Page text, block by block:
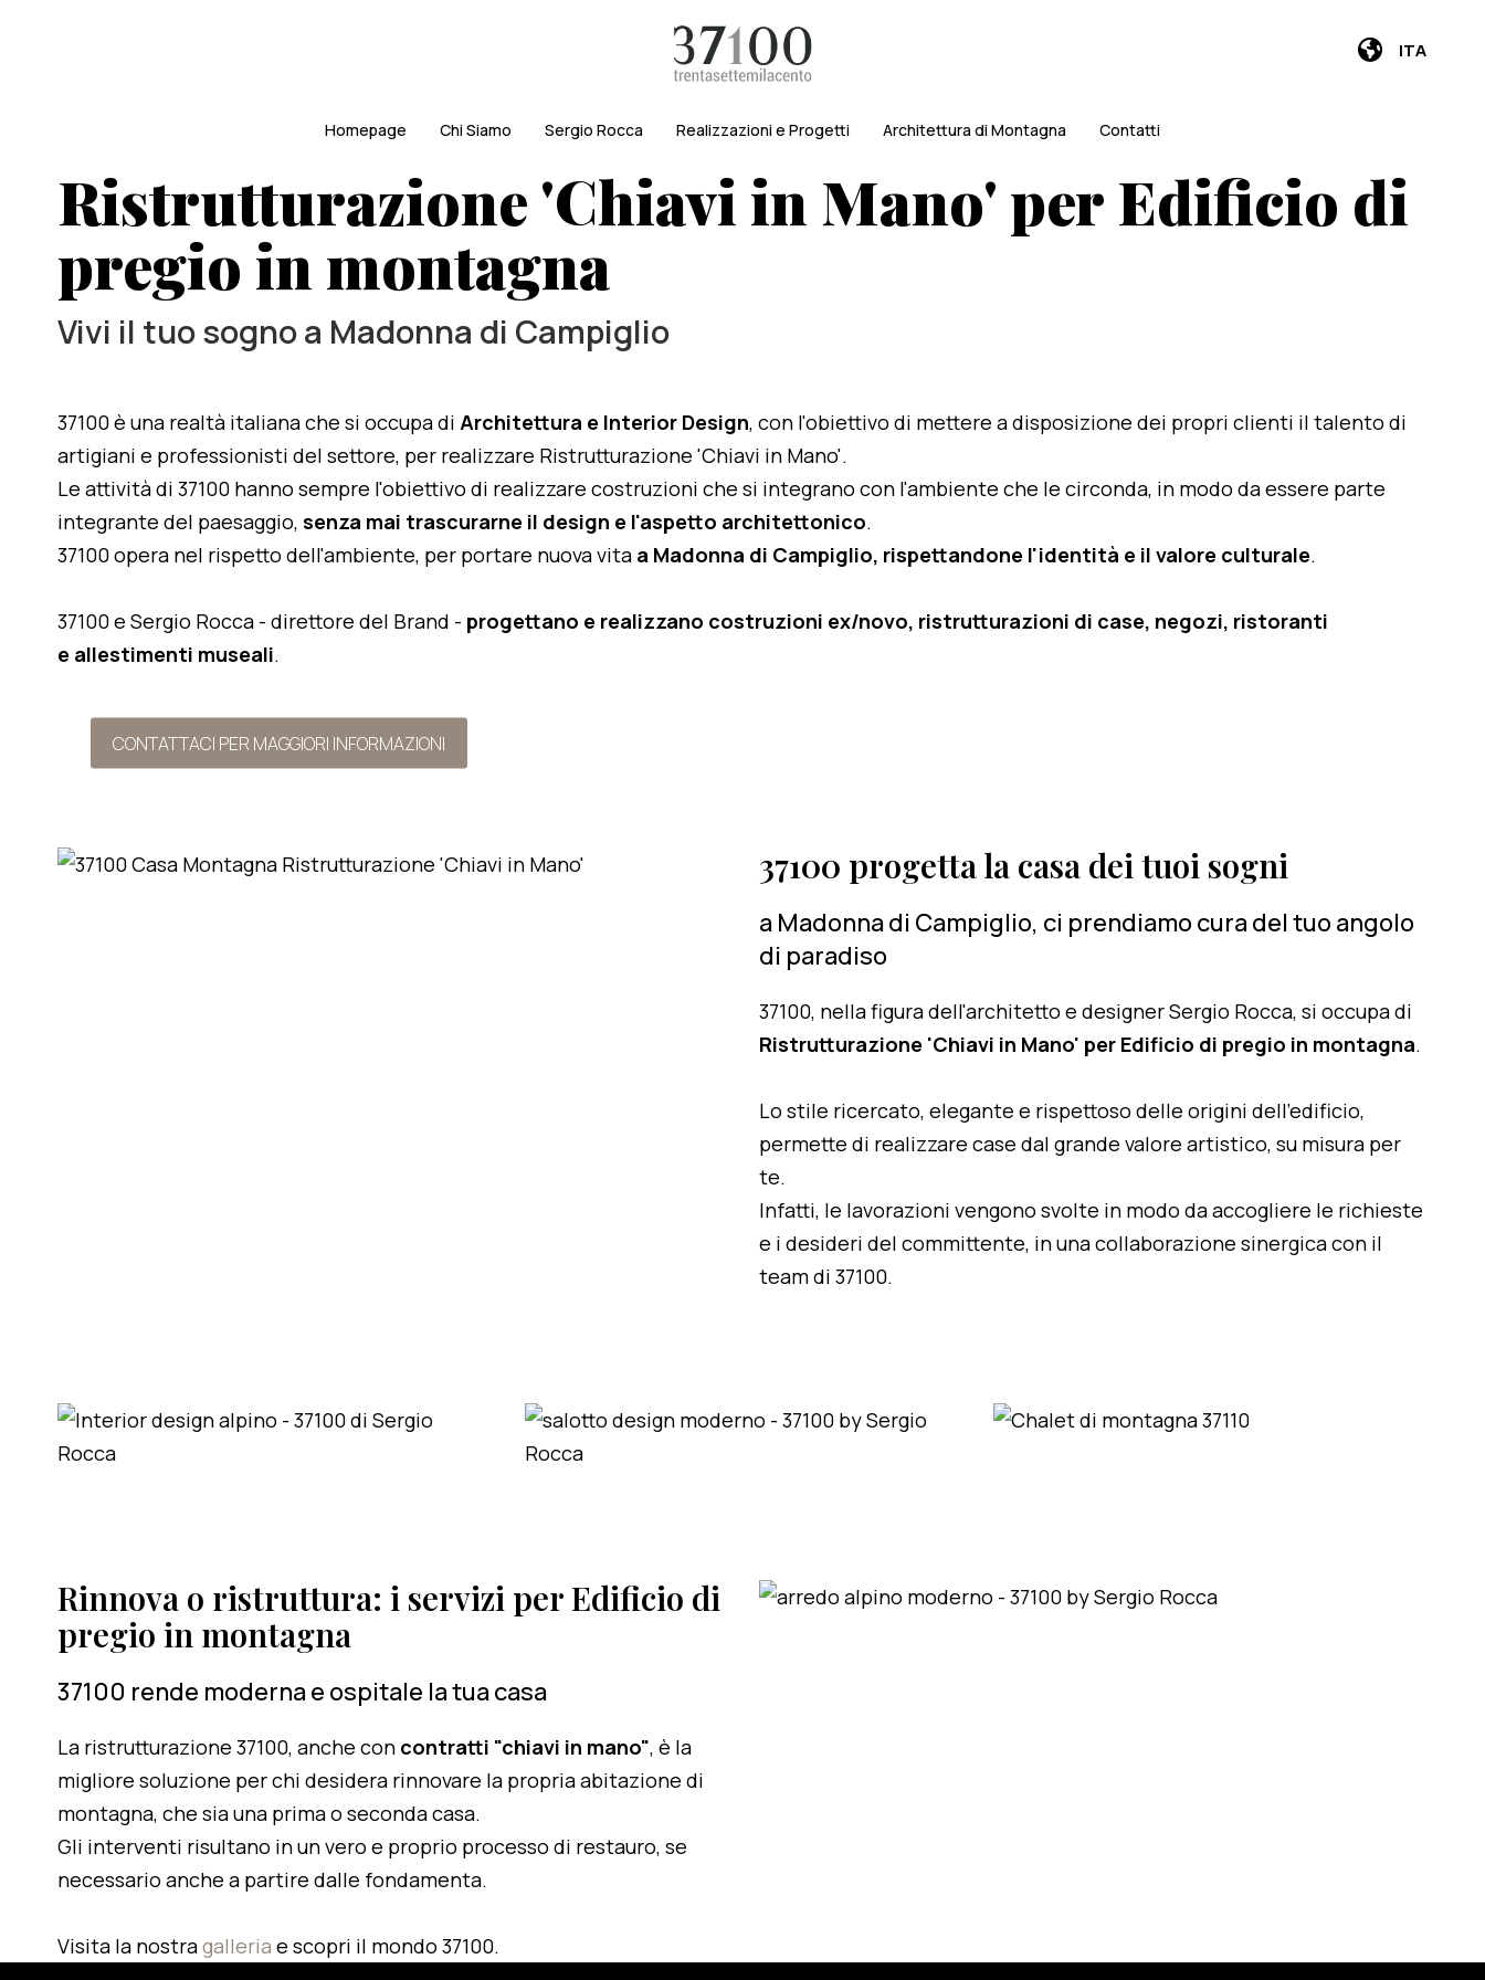
ITA
Homepage Chi Siamo Sergio Rocca Realizzazioni e Progetti Architettura di Montagna Contatti
Ristrutturazione 'Chiavi in Mano' per Edificio di
pregio in montagna
Vivi il tuo sogno a Madonna di Campiglio
37100 è una realtà italiana che si occupa di Architettura e Interior Design, con l'obiettivo di mettere a disposizione dei propri clienti il talento di
artigiani e professionisti del settore, per realizzare Ristrutturazione 'Chiavi in Mano'.
Le attività di 37100 hanno sempre l'obiettivo di realizzare costruzioni che si integrano con l'ambiente che le circonda, in modo da essere parte
integrante del paesaggio, senza mai trascurarne il design e l'aspetto architettonico.
37100 opera nel rispetto dell'ambiente, per portare nuova vita a Madonna di Campiglio, rispettandone l'identità e il valore culturale.
37100 e Sergio Rocca - direttore del Brand - progettano e realizzano costruzioni ex/novo, ristrutturazioni di case, negozi, ristoranti
e allestimenti museali.
CONTATTACI PER MAGGIORI INFORMAZIONI
37100 progetta la casa dei tuoi sogni
a Madonna di Campiglio, ci prendiamo cura del tuo angolo
di paradiso
37100, nella figura dell'architetto e designer Sergio Rocca, si occupa di
Ristrutturazione 'Chiavi in Mano' per Edificio di pregio in montagna.
Lo stile ricercato, elegante e rispettoso delle origini dell'edificio,
permette di realizzare case dal grande valore artistico, su misura per
te.
Infatti, le lavorazioni vengono svolte in modo da accogliere le richieste
e i desideri del committente, in una collaborazione sinergica con il
team di 37100.
Rinnova o ristruttura: i servizi per Edificio di
pregio in montagna
37100 rende moderna e ospitale la tua casa
La ristrutturazione 37100, anche con contratti "chiavi in mano", è la
migliore soluzione per chi desidera rinnovare la propria abitazione di
montagna, che sia una prima o seconda casa.
Gli interventi risultano in un vero e proprio processo di restauro, se
necessario anche a partire dalle fondamenta.
Visita la nostragalleria e scopri il mondo 37100.